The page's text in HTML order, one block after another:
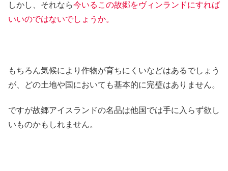
しかし、それなら今いるこの故郷をヴィンランドにすれば
いいのではないでしょうか。
もちろん気候により作物が育ちにくいなどはあるでしょう
が、どの土地や国においても基本的に完璧はありません。
ですが故郷アイスランドの名品は他国では手に入らず欲し
いものかもしれません。